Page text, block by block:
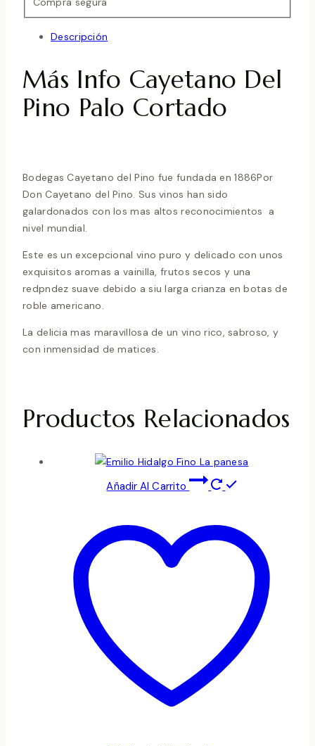
Descripción
Más Info Cayetano Del
Pino Palo Cortado
Bodegas Cayetano del Pino fue fundada en 1886Por
Don Cayetano del Pino. Sus vinos han sido
galardonados con los mas altos reconocimientos a
nivel mundial.
Este es un excepcional vino puro y delicado con unos
exquisitos aromas a vainilla, frutos secos y una
redpndez suave debido a siu larga crianza en botas de
roble americano.
La delicia mas maravillosa de un vino rico, sabroso, y
con inmensidad de matices.
Productos Relacionados
Añadir Al Carrito